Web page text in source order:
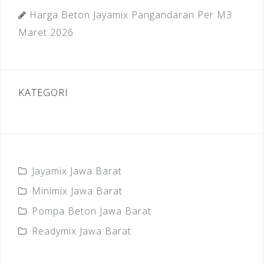
Harga Beton Jayamix Pangandaran Per M3
Maret 2026
KATEGORI
Jayamix Jawa Barat
Minimix Jawa Barat
Pompa Beton Jawa Barat
Readymix Jawa Barat